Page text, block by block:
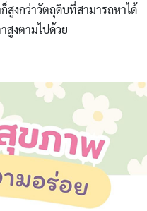
สูงกว่าวัตถุดิบที่สามารถหาได้
สูงตามไปด้วย